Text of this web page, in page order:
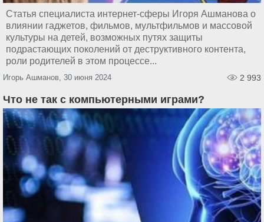
Статья специалиста интернет-сферы Игоря Ашманова о
влиянии гаджетов, фильмов, мультфильмов и массовой
культуры на детей, возможных путях защиты
подрастающих поколений от деструктивного контента,
роли родителей в этом процессе...
Игорь Ашманов, 30 июня 2024 2 993
Что не так с компьютерными играми?